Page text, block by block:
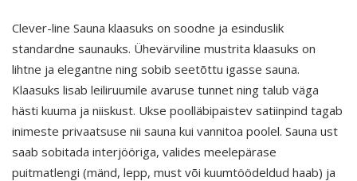
Clever-line Sauna klaasuks on soodne ja esinduslik
standardne saunauks. Ühevärviline mustrita klaasuks on
lihtne ja elegantne ning sobib seetõttu igasse sauna.
Klaasuks lisab leiliruumile avaruse tunnet ning talub väga
hästi kuuma ja niiskust. Ukse poolläbipaistev satiinpind tagab
inimeste privaatsuse nii sauna kui vannitoa poolel. Sauna ust
saab sobitada interjööriga, valides meelepärase
puitmatlengi (mänd, lepp, must või kuumtöödeldud haab) ja